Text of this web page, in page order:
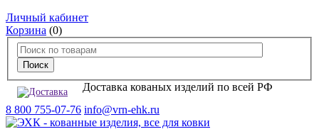
Личный кабинет
Корзина (0)
Доставка кованых изделий по всей РФ
8 800 755-07-76 info@vrn-ehk.ru